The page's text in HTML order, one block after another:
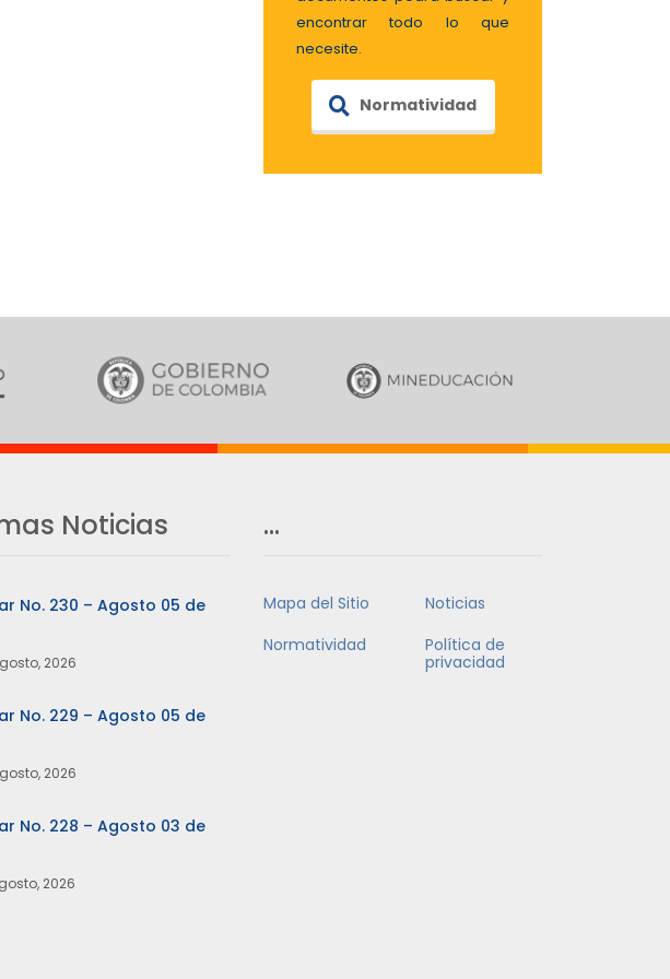
encontrar todo lo que
necesite.
Normatividad
Noticias
No. 230 – Agosto 05 de
2026
No. 229 – Agosto 05 de
2026
No. 228 – Agosto 03 de
2026
…
Mapa del Sitio
Noticias
Normatividad
Política de
privacidad